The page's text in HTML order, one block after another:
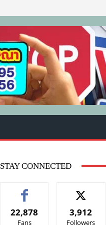
STAY CONNECTED
22,878
Fans
3,912
Followers